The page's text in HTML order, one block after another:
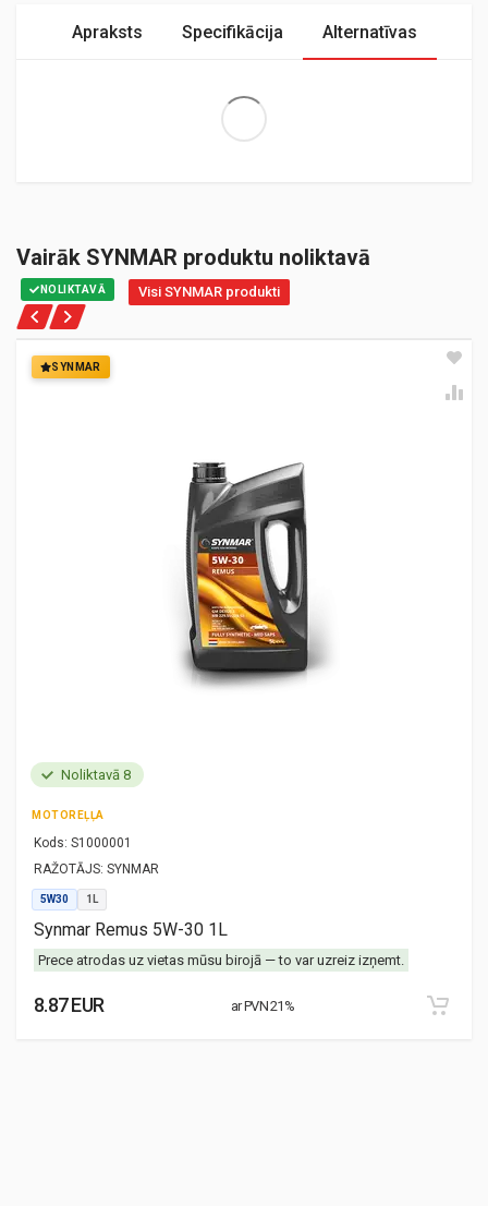
Apraksts Specifikācija Alternatīvas
Extra Large
Vairāk SYNMAR produktu noliktavā
NOLIKTAVĀ Visi SYNMAR produkti
SYNMAR
Noliktavā 8
MOTOREĻĻA
Kods: S1000001
RAŽOTĀJS: SYNMAR
5W30 1L
Synmar Remus 5W-30 1L
Prece atrodas uz vietas mūsu birojā — to var uzreiz izņemt.
8.87 EUR ar PVN 21%